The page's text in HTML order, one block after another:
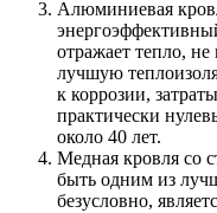
Алюминиевая
отражает тепло, не
лучшую
к коррозии,
практически
около 40 лет.
Медная кровля со
быть одним из
безусловно,